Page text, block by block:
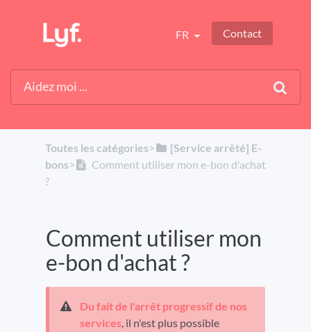
FR Contact
Toutes les catégories​>​
​[Service arrêté] E-
bons​>​
Comment utiliser mon e-bon d'achat
?
Comment utiliser mon
e-bon d'achat ?
Du fait de l'arrêt progressif de nos
services, il n'est plus possible